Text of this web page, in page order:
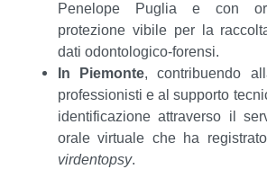
Penelope Puglia e con
protezione vibile per la
dati odontologico-forensi.
In Piemonte, contribuendo
professionisti e al supporto
identificazione attraverso il
orale virtuale che ha
virdentopsy.